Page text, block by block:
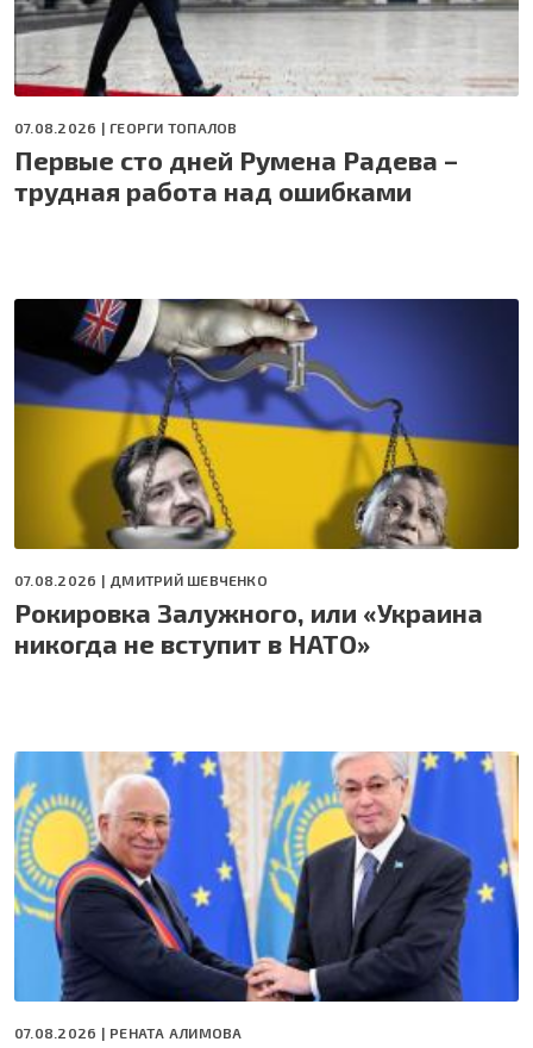
07.08.2026 | ГЕОРГИ ТОПАЛОВ
Первые сто дней Румена Радева –
трудная работа над ошибками
07.08.2026 | ДМИТРИЙ ШЕВЧЕНКО
Рокировка Залужного, или «Украина
никогда не вступит в НАТО»
07.08.2026 | РЕНАТА АЛИМОВА